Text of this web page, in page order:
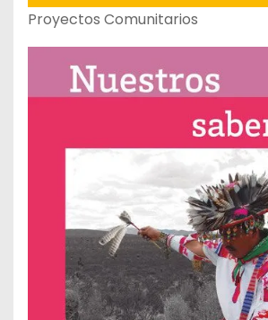
Proyectos Comunitarios